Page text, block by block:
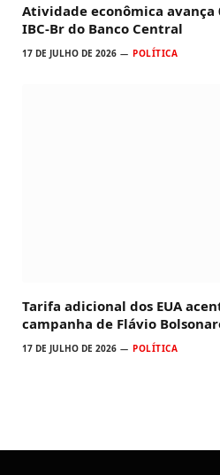
Atividade econômica avança
IBC-Br do Banco Central
17 DE JULHO DE 2026 POLÍTICA
Tarifa adicional dos EUA
campanha de Flávio
17 DE JULHO DE 2026 POLÍTICA